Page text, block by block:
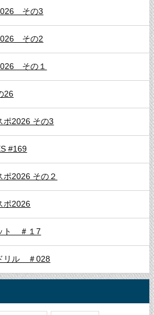
その3
その2
その１
26
ポ2026 その3
#169
ポ2026 その２
ポ2026
ト ＃１7
リル ＃028